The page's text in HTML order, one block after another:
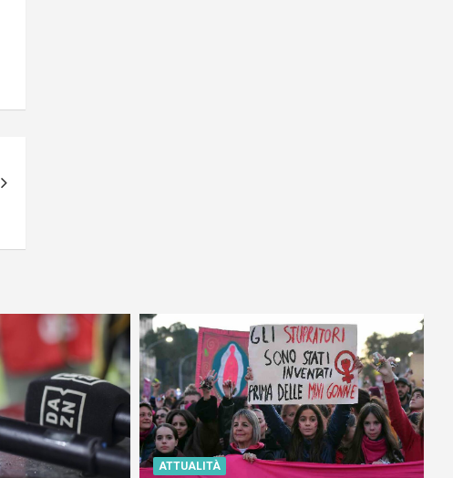
ATTUALITÀ